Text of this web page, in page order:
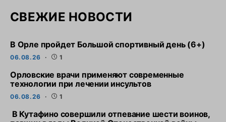
СВЕЖИЕ НОВОСТИ
В Орле пройдет Большой спортивный день (6+)
06.08.26 1
Орловские врачи применяют современные
технологии при лечении инсультов
06.08.26 1
В Кутафино совершили отпевание шести воинов,